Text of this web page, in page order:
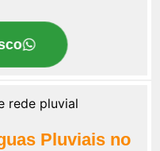
Pluviais no